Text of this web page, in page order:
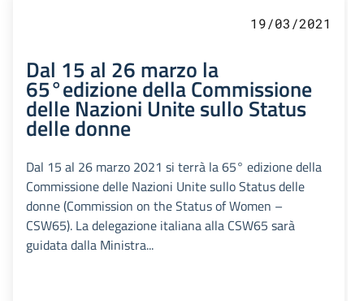
19/03/2021
Dal 15 al 26 marzo la
65°edizione della Commissione
delle Nazioni Unite sullo Status
delle donne
Dal 15 al 26 marzo 2021 si terrà la 65° edizione della
Commissione delle Nazioni Unite sullo Status delle
donne (Commission on the Status of Women –
CSW65). La delegazione italiana alla CSW65 sarà
guidata dalla Ministra...